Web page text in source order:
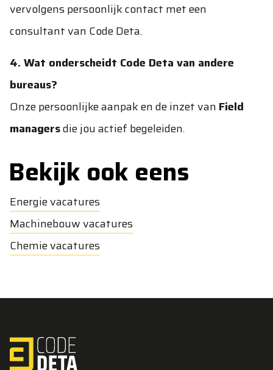
vervolgens persoonlijk contact met een
consultant van Code Deta.
4. Wat onderscheidt Code Deta van andere
bureaus?
Onze persoonlijke aanpak en de inzet van Field
managersdie jou actief begeleiden.
Bekijk ook eens
Energie vacatures
Machinebouw vacatures
Chemie vacatures